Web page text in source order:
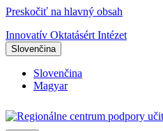
Preskočiť na hlavný obsah
Innovatív Oktatásért Intézet
Slovenčina
Slovenčina
Magyar